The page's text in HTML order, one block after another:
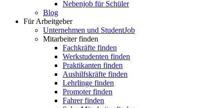
Nebenjob für Schüler
Blog
Für Arbeitgeber
Unternehmen und StudentJob
Mitarbeiter finden
Fachkräfte finden
Werkstudenten finden
Praktikanten finden
Aushilfskräfte finden
Lehrlinge finden
Promoter finden
Fahrer finden